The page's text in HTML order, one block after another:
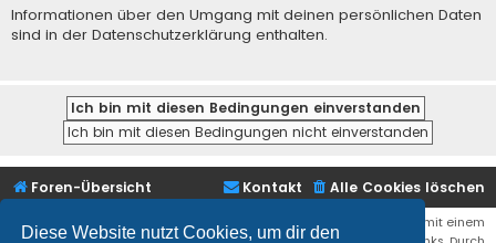
Diese Website nutzt Cookies, um dir den
Informationen über den Umgang mit deinen persönlichen Daten
sind in der Datenschutzerklärung enthalten.
Foren-Übersicht Alle Cookies löschen
Kontakt
Bei den Links zu Shops (Amazon, Ebay, Aliexpress, ...) und Links, die mit einem